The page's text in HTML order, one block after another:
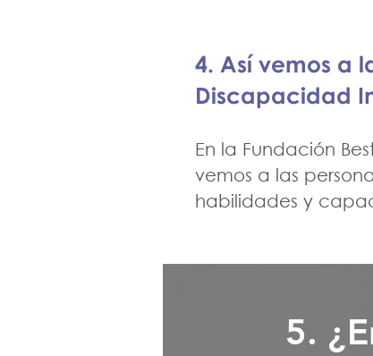
4. Así vemos a
Discapacidad
En la Fundación
vemos a las
habilidades y
5.